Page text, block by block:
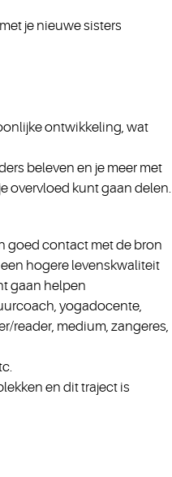
je nieuwe sisters
ontwikkeling, wat
beleven en je meer met
overvloed kunt gaan delen.
goed contact met de bron
hogere levenskwaliteit
gaan helpen
yogadocente,
reader, medium, zangeres,
en dit traject is